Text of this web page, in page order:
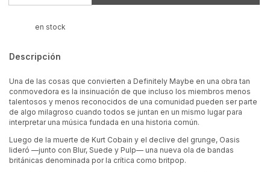
en stock
Descripción
Una de las cosas que convierten a Definitely Maybe en una obra tan
conmovedora es la insinuación de que incluso los miembros menos
talentosos y menos reconocidos de una comunidad pueden ser parte
de algo milagroso cuando todos se juntan en un mismo lugar para
interpretar una música fundada en una historia común.
Luego de la muerte de Kurt Cobain y el declive del grunge, Oasis
lideró —junto con Blur, Suede y Pulp— una nueva ola de bandas
británicas denominada por la crítica como britpop.